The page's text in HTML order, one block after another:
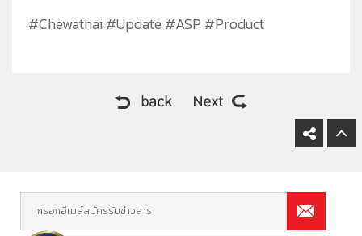
#Chewathai #Update #ASP #Product